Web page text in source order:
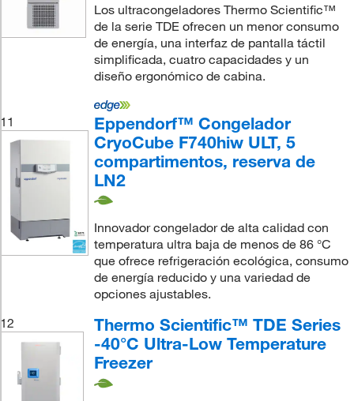
Los ultracongeladores Thermo Scientific™
de la serie TDE ofrecen un menor consumo
de energía, una interfaz de pantalla táctil
simplificada, cuatro capacidades y un
diseño ergonómico de cabina.
11
Eppendorf™ Congelador
CryoCube F740hiw ULT, 5
compartimentos, reserva de
LN2
Innovador congelador de alta calidad con
temperatura ultra baja de menos de 86 °C
que ofrece refrigeración ecológica, consumo
de energía reducido y una variedad de
opciones ajustables.
12
Thermo Scientific™ TDE Series
-40°C Ultra-Low Temperature
Freezer